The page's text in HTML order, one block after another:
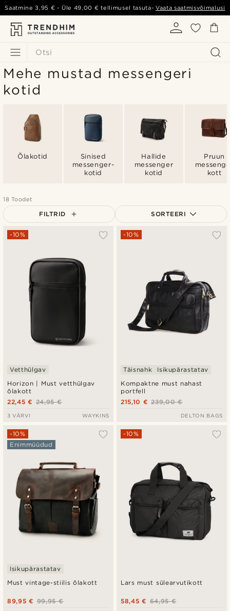
Otsi
Saatmine3,95 € - Üle 49,00 € tellimusel tasuta-Vaata saatmisvõimalusi
Mehe mustad messengeri
kotid
Õlakotid
Sinised
messenger-
kotid
Hallide
messenger
kotid
Pruun
kott
18 Toodet
FILTRID SORTEERI
Populaarsed
Kõrgeim hind
Horizon | Must vetthülgav
õlakott
-10%
Vetthülgav
24,95 €
22,45 €
3 VÄRVI WAYKINS
Kompaktne must nahast
portfell
-10%
Täisnahk Isikupärastatav
239,00 €
215,10 €
DELTON BAGS
Must vintage-stiilis õlakott
-10%
Enimmüüdud
Isikupärastatav
99,95 €
89,95 €
Lars must sülearvutikott
-10%
64,95 €
58,45 €